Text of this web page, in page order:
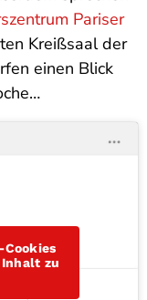
Pariser
Kreißsaal der
einen Blick
zu